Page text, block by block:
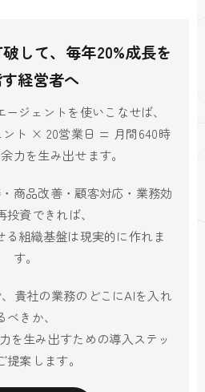
して、毎年20%成長を
経営者へ
ジェントを使いこなせば、
ト × 20営業日 = 月間640時
力を生み出せます。
商品改善・顧客対応・業務効
投資できれば、
る組織基盤は現実的に作れま
す。
貴社の業務のどこにAIを入れ
べきか、
を生み出すための導入ステッ
提案します。